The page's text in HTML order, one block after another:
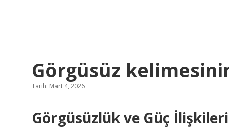
Görgüsüz
Tarih: Mart 4, 2026
Görgüsüzlük ve Güç